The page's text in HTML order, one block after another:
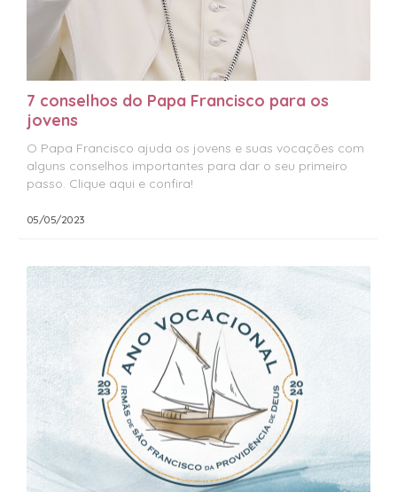
7 conselhos do Papa Francisco para os
jovens
O Papa Francisco ajuda os jovens e suas vocações com
alguns conselhos importantes para dar o seu primeiro
passo. Clique aqui e confira!
05/05/2023